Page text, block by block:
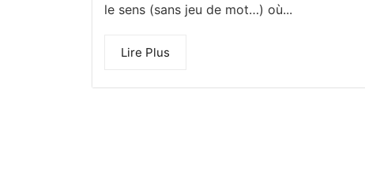
le sens (sans jeu de mot…) où...
Lire Plus